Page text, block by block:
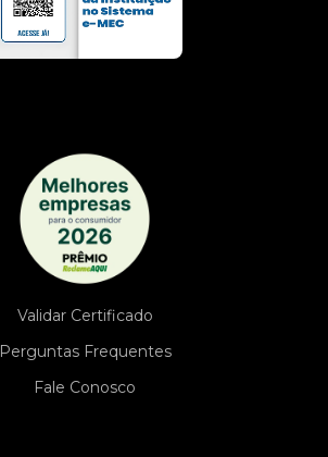
Validar Certificado
Perguntas Frequentes
Fale Conosco